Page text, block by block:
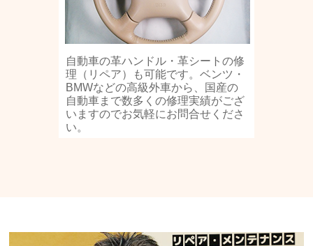
自動車の革ハンドル・革シートの修
理（リペア）も可能です。ベンツ・
BMWなどの高級外車から、国産の
自動車まで数多くの修理実績がござ
いますのでお気軽にお問合せくださ
い。